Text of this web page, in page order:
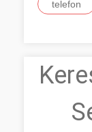
telefon